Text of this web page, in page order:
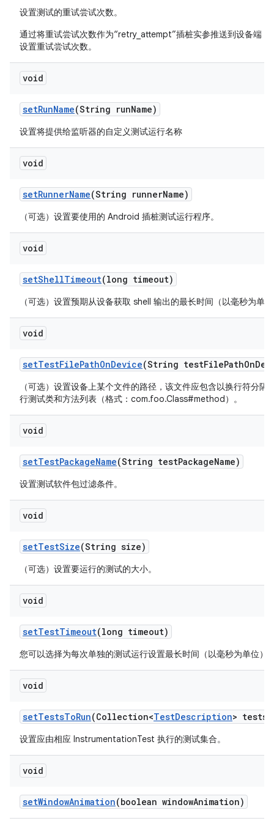
设置测试的重试尝试次数。
通过将重试尝试次数作为“retry_attempt”插桩实参推送到设备端
设置重试尝试次数。
void
setRunName(String runName)
设置将提供给监听器的自定义测试运行名称
void
setRunnerName(String runnerName)
（可选）设置要使用的 Android 插桩测试运行程序。
void
setShellTimeout(long timeout)
（可选）设置预期从设备获取 shell 输出的最长时间（以毫秒为单
void
setTestFilePathOnDevice(String testFilePathOn
（可选）设置设备上某个文件的路径，该文件应包含以换行符分隔
行测试类和方法列表（格式：com.foo.Class#method）。
void
setTestPackageName(String testPackageName)
设置测试软件包过滤条件。
void
setTestSize(String size)
（可选）设置要运行的测试的大小。
void
setTestTimeout(long timeout)
您可以选择为每次单独的测试运行设置最长时间（以毫秒为单位）
void
setTestsToRun(Collection<TestDescription> tests)
设置应由相应 InstrumentationTest 执行的测试集合。
void
setWindowAnimation(boolean windowAnimation)